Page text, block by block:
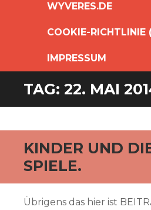
SPRINGEN
WYVERES.DE
COOKIE-RICHTLINIE
IMPRESSUM
TAG: 22. MAI
KINDER UND
SPIELE.
Übrigens das hier ist